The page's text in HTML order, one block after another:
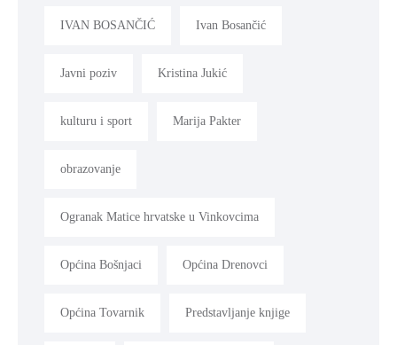
IVAN BOSANČIĆ Ivan Bosančić
Javni poziv Kristina Jukić
kulturu i sport Marija Pakter
obrazovanje
Ogranak Matice hrvatske u Vinkovcima
Općina Bošnjaci Općina Drenovci
Općina Tovarnik Predstavljanje knjige